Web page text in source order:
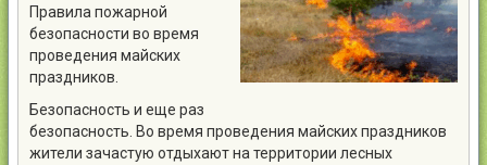
Правила пожарной
безопасности во время
проведения майских
праздников.
Безопасность и еще раз
безопасность. Во время проведения майских праздников
жители зачастую отдыхают на территории лесных